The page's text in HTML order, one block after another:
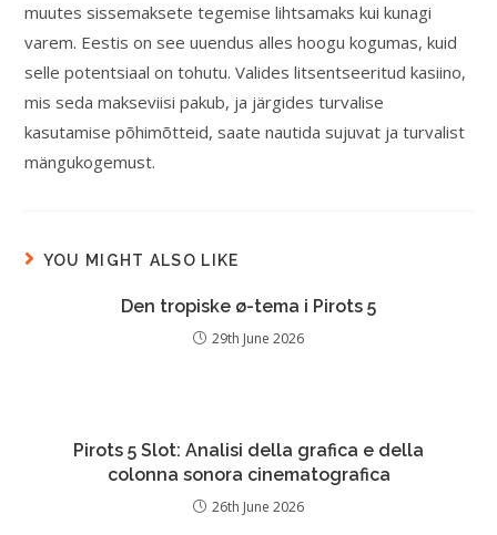
muutes sissemaksete tegemise lihtsamaks kui kunagi
varem. Eestis on see uuendus alles hoogu kogumas, kuid
selle potentsiaal on tohutu. Valides litsentseeritud kasiino,
mis seda makseviisi pakub, ja järgides turvalise
kasutamise põhimõtteid, saate nautida sujuvat ja turvalist
mängukogemust.
YOU MIGHT ALSO LIKE
Den tropiske ø-tema i Pirots 5
29th June 2026
Pirots 5 Slot: Analisi della grafica e della
colonna sonora cinematografica
26th June 2026